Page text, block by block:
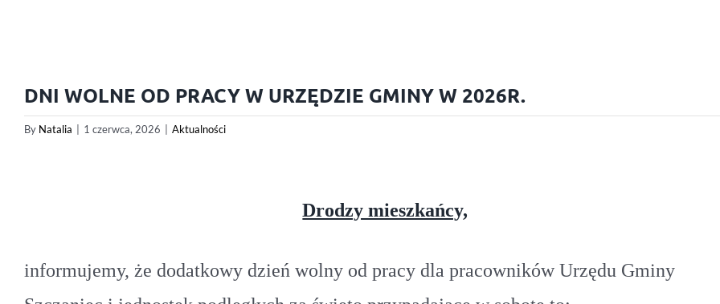
DNI WOLNE OD PRACY W URZĘDZIE GMINY W 2026R.
By Natalia 1 czerwca, 2026 Aktualności
Drodzy mieszkańcy,
informujemy, że dodatkowy dzień wolny od pracy dla pracowników Urzędu Gminy